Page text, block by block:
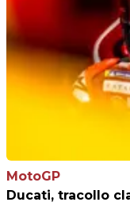
MotoGP
Ducati, tracollo